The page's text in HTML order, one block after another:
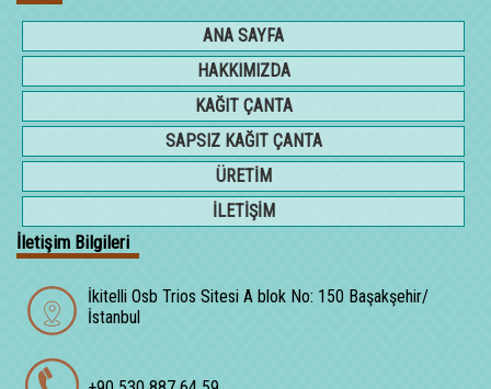
ANA SAYFA
HAKKIMIZDA
KAĞIT ÇANTA
SAPSIZ KAĞIT ÇANTA
ÜRETİM
İLETİŞİM
İletişim Bilgileri
İkitelli Osb Trios Sitesi A blok No: 150 Başakşehir/
İstanbul